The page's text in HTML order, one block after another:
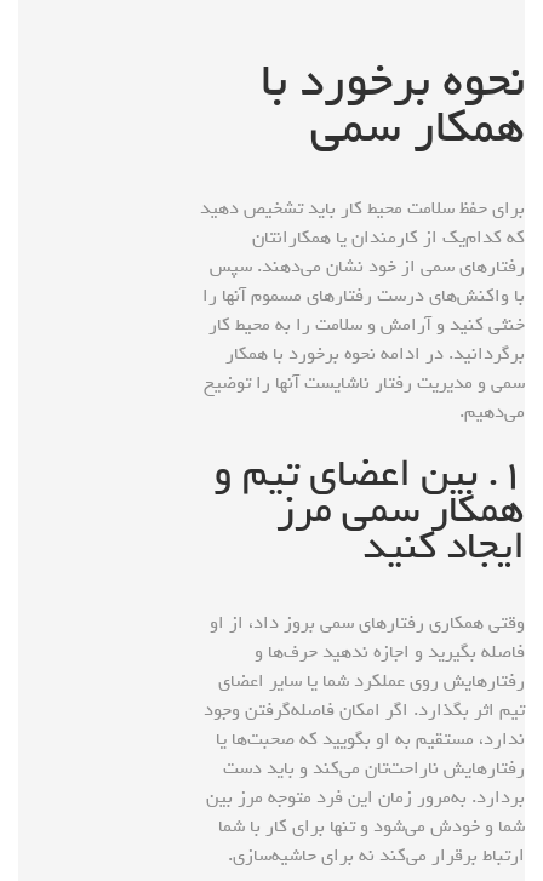
نحوه برخورد با
همکار سمی
برای حفظ سلامت محیط کار باید تشخیص دهید
که کدام‌یک از کارمندان یا همکارانتان
رفتارهای سمی از خود نشان می‌دهند. سپس
با واکنش‌های درست رفتارهای مسموم آنها را
خنثی کنید و آرامش و سلامت را به محیط کار
برگردانید. در ادامه نحوه برخورد با همکار
سمی و مدیریت رفتار ناشایست آنها را توضیح
می‌دهیم.
۱. بین اعضای تیم و
همکار سمی مرز
ایجاد کنید
وقتی همکاری رفتارهای سمی بروز داد، از او
فاصله بگیرید و اجازه ندهید حرف‌ها و
رفتارهایش روی عملکرد شما یا سایر اعضای
تیم اثر بگذارد. اگر امکان فاصله‌گرفتن وجود
ندارد، مستقیم به او بگویید که صحبت‌ها یا
رفتارهایش ناراحت‌تان می‌کند و باید دست
بردارد. به‌مرور زمان این فرد متوجه مرز بین
شما و خودش می‌شود و تنها برای کار با شما
ارتباط برقرار می‌کند نه برای حاشیه‌سازی.